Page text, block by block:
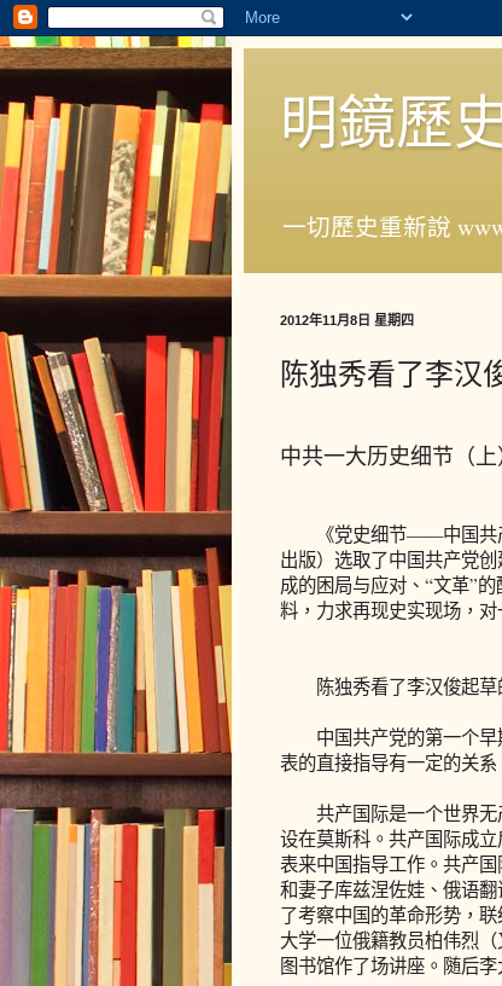
明鏡歷
一切歷史重新說
2012年11月8日 星期四
陈独秀看了李汉
中共一大历史细节（上
《党史细节——中国共产
出版）选取了中国共产党
成的困局与应对、“文革”
料，力求再现史实现场，
陈独秀看了李汉俊起草
中国共产党的第一个早
表的直接指导有一定的关系
共产国际是一个世界无
设在莫斯科。共产国际成
表来中国指导工作。共产
和妻子库兹涅佐娃、俄语
了考察中国的革命形势，
大学一位俄籍教员柏伟烈
图书馆作了场讲座。随后